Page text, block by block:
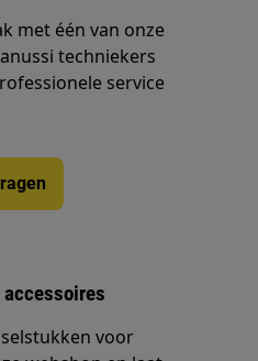
met één van onze
techniekers
service
voor